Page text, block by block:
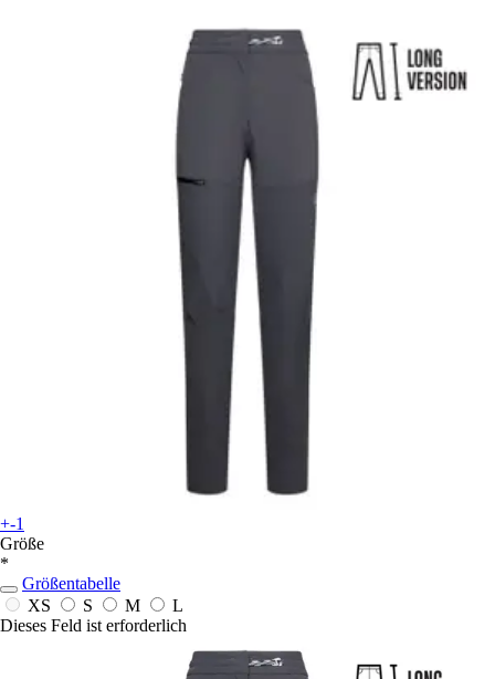
+-1
Größe
*
Größentabelle
XS
S M
L
Dieses Feld ist erforderlich